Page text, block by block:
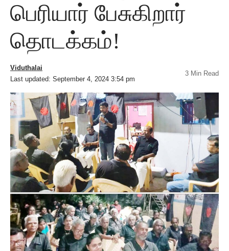
பெரியார் பேசுகிறார்
தொடக்கம்!
Last updated: September 4, 2024 3:54 pm
Viduthalai
3 Min Read